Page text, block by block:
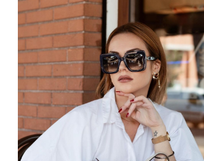
Materiał oprawek:
Rozmiar:
M
Szerokość:
135
Długość zausznika:
140
Szerokość mostka:
20
Waga:
150 g
Regulowane noski:
Nie
Akcesoria